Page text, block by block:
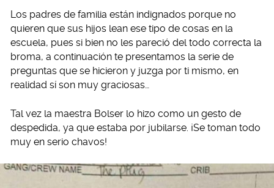
Los padres de familia están indignados porque no
quieren que sus hijos lean ese tipo de cosas en la
escuela, pues si bien no les pareció del todo correcta la
broma, a continuación te presentamos la serie de
preguntas que se hicieron y juzga por ti mismo, en
realidad sí son muy graciosas…
Tal vez la maestra Bolser lo hizo como un gesto de
despedida, ya que estaba por jubilarse. ¡Se toman todo
muy en serio chavos!